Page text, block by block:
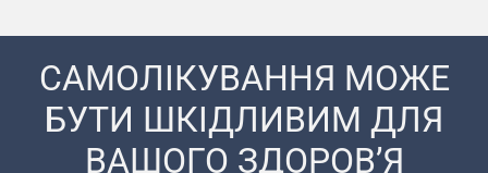
САМОЛІКУВАННЯ МОЖЕ
БУТИ ШКІДЛИВИМ ДЛЯ
ВАШОГО ЗДОРОВ’Я